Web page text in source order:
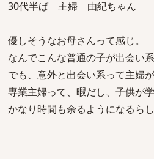
30代半ば 主婦 由紀ちゃん
優しそうなお母さんって感じ。
なんでこんな普通の子が出会い
でも、意外と出会い系って主婦が
専業主婦って、暇だし、子供が
かなり時間も余るようになるらし